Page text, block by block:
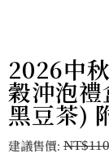
2026中
穀沖泡
黑豆茶)
建議售價: